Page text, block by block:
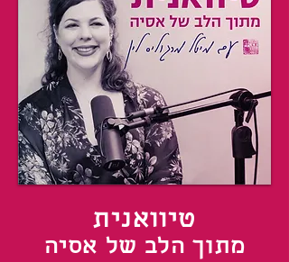
טיוואנית
מתוך הלב של אסיה